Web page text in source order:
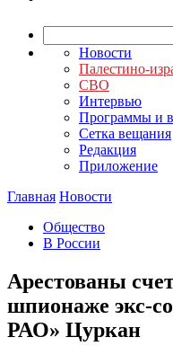
Новости
Палестино-
СВО
Интервью
Программы и
Сетка вещания
Редакция
Приложение
Главная Новости
Общество
В России
Арестованы
шпионаже экс-
РАО» Цуркан